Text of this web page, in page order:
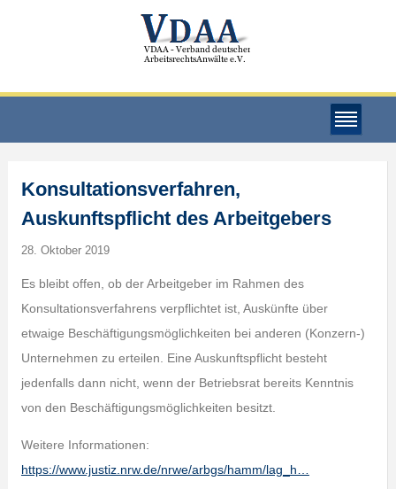
Konsultationsverfahren,
Auskunftspflicht des Arbeitgebers
28. Oktober 2019
Es bleibt offen, ob der Arbeitgeber im Rahmen des
Konsultationsverfahrens verpflichtet ist, Auskünfte über
etwaige Beschäftigungsmöglichkeiten bei anderen (Konzern-)
Unternehmen zu erteilen. Eine Auskunftspflicht besteht
jedenfalls dann nicht, wenn der Betriebsrat bereits Kenntnis
von den Beschäftigungsmöglichkeiten besitzt.
Weitere Informationen:
https://www.justiz.nrw.de/nrwe/arbgs/hamm/lag_h…